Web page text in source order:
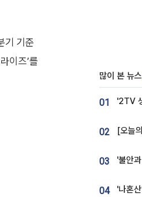
기 기준
이즈’를
많이 본 뉴스
01
02
03
04